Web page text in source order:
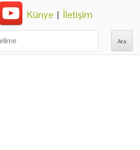
Künye | İletişim